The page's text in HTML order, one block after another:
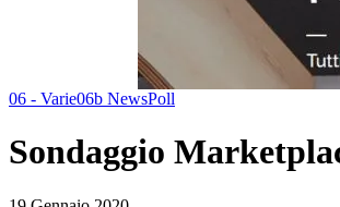
06 - Varie06b NewsPoll
Sondaggio